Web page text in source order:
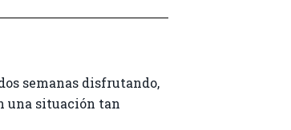
semanas disfrutando,
una situación tan